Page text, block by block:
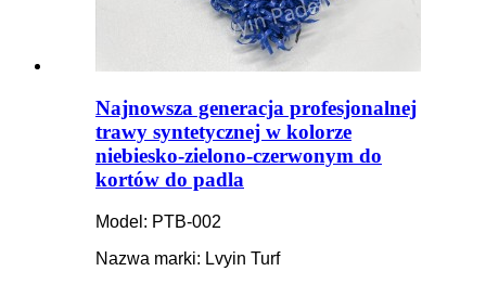
Najnowsza generacja profesjonalnej
trawy syntetycznej w kolorze
niebiesko-zielono-czerwonym do
kortów do padla
Model: PTB-002
Nazwa marki: Lvyin Turf